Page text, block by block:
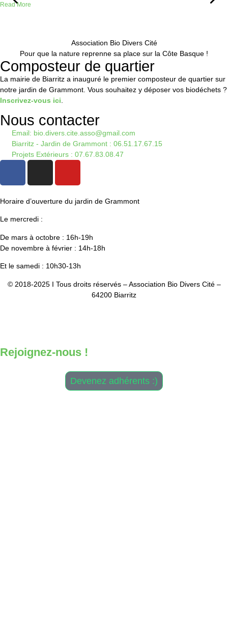
Read More
Association Bio Divers Cité
Pour que la nature reprenne sa place sur la Côte Basque !
Composteur de quartier
La mairie de Biarritz a inauguré le premier composteur de quartier sur
notre jardin de Grammont. Vous souhaitez y déposer vos biodéchets ?
Inscrivez-vous ici
Nous contacter
Email: bio.divers.cite.asso@gmail.com
Biarritz - Jardin de Grammont : 06.51.17.67.15
Projets Extérieurs : 07.67.83.08.47
Horaire d’ouverture du jardin de Grammont
Le mercredi :
De mars à octobre : 16h-19h
De novembre à février : 14h-18h
Et le samedi : 10h30-13h
© 2018-2025 I Tous droits réservés – Association Bio Divers Cité –
64200 Biarritz
Rejoignez-nous !
Devenez adhérents :)